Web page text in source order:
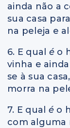
ainda não a
sua casa
na peleja e
6. E qual é o
vinha e
se à sua
morra na
7. E qual é o
com alguma